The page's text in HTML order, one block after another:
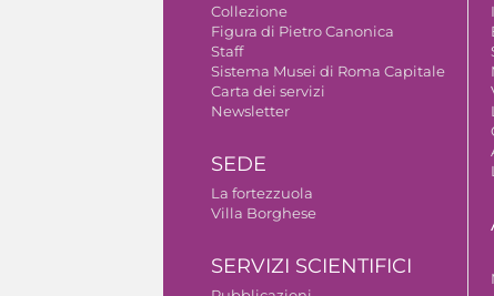
Collezione
Figura di Pietro Canonica
Staff
Sistema Musei di Roma Capitale
Carta dei servizi
Newsletter
SEDE
La fortezzuola
Villa Borghese
SERVIZI SCIENTIFICI